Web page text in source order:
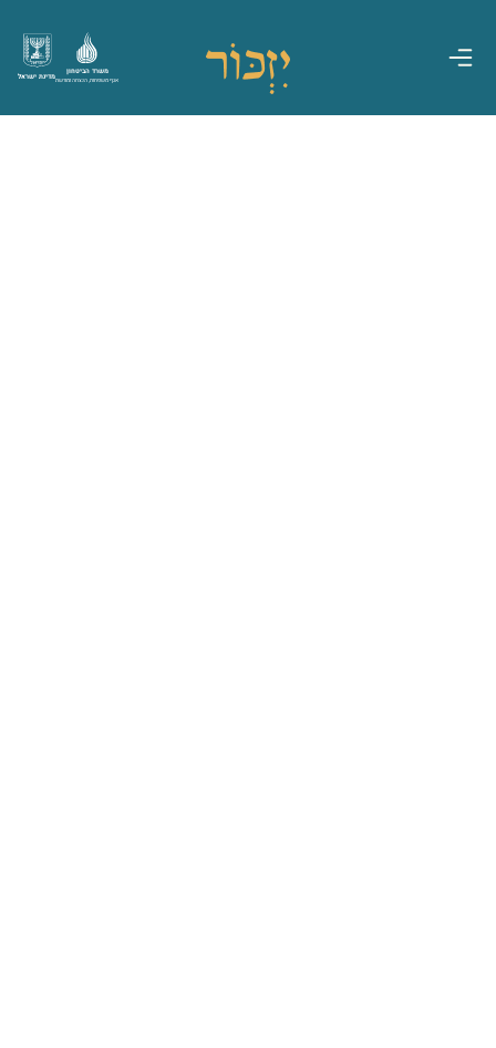
מדינת ישראל
משרד הביטחון
אגף משפחות, הנצחה ומורשת